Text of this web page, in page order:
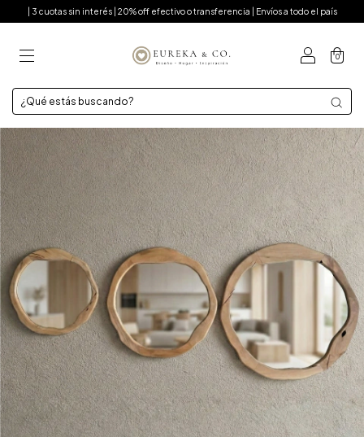
| 3 cuotas sin interés | 20% off efectivo o transferencia | Envíos a todo el país
0